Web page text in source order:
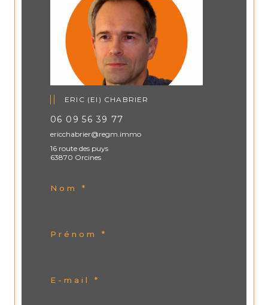
ERIC (EI) CHABRIER
06 09 56 39 77
ericchabrier@regm.immo
16 route des puys
63870 Orcines
Nom *
Prénom *
E-mail *